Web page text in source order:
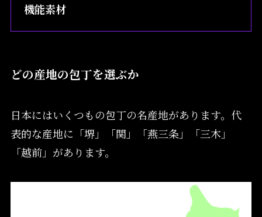
機能素材
どの産地の包丁を選ぶか
日本にはいくつもの包丁の名産地があります。代
表的な産地に「堺」「関」「燕三条」「三木」
「越前」があります。